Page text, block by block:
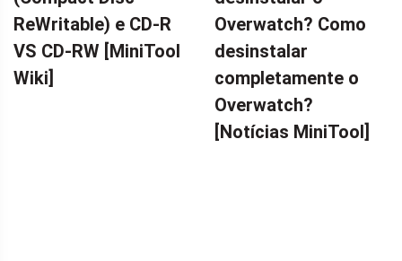
ReWritable) e CD-R
VS CD-RW [MiniTool
Wiki]
Overwatch? Como
desinstalar
completamente o
Overwatch?
[Notícias MiniTool]